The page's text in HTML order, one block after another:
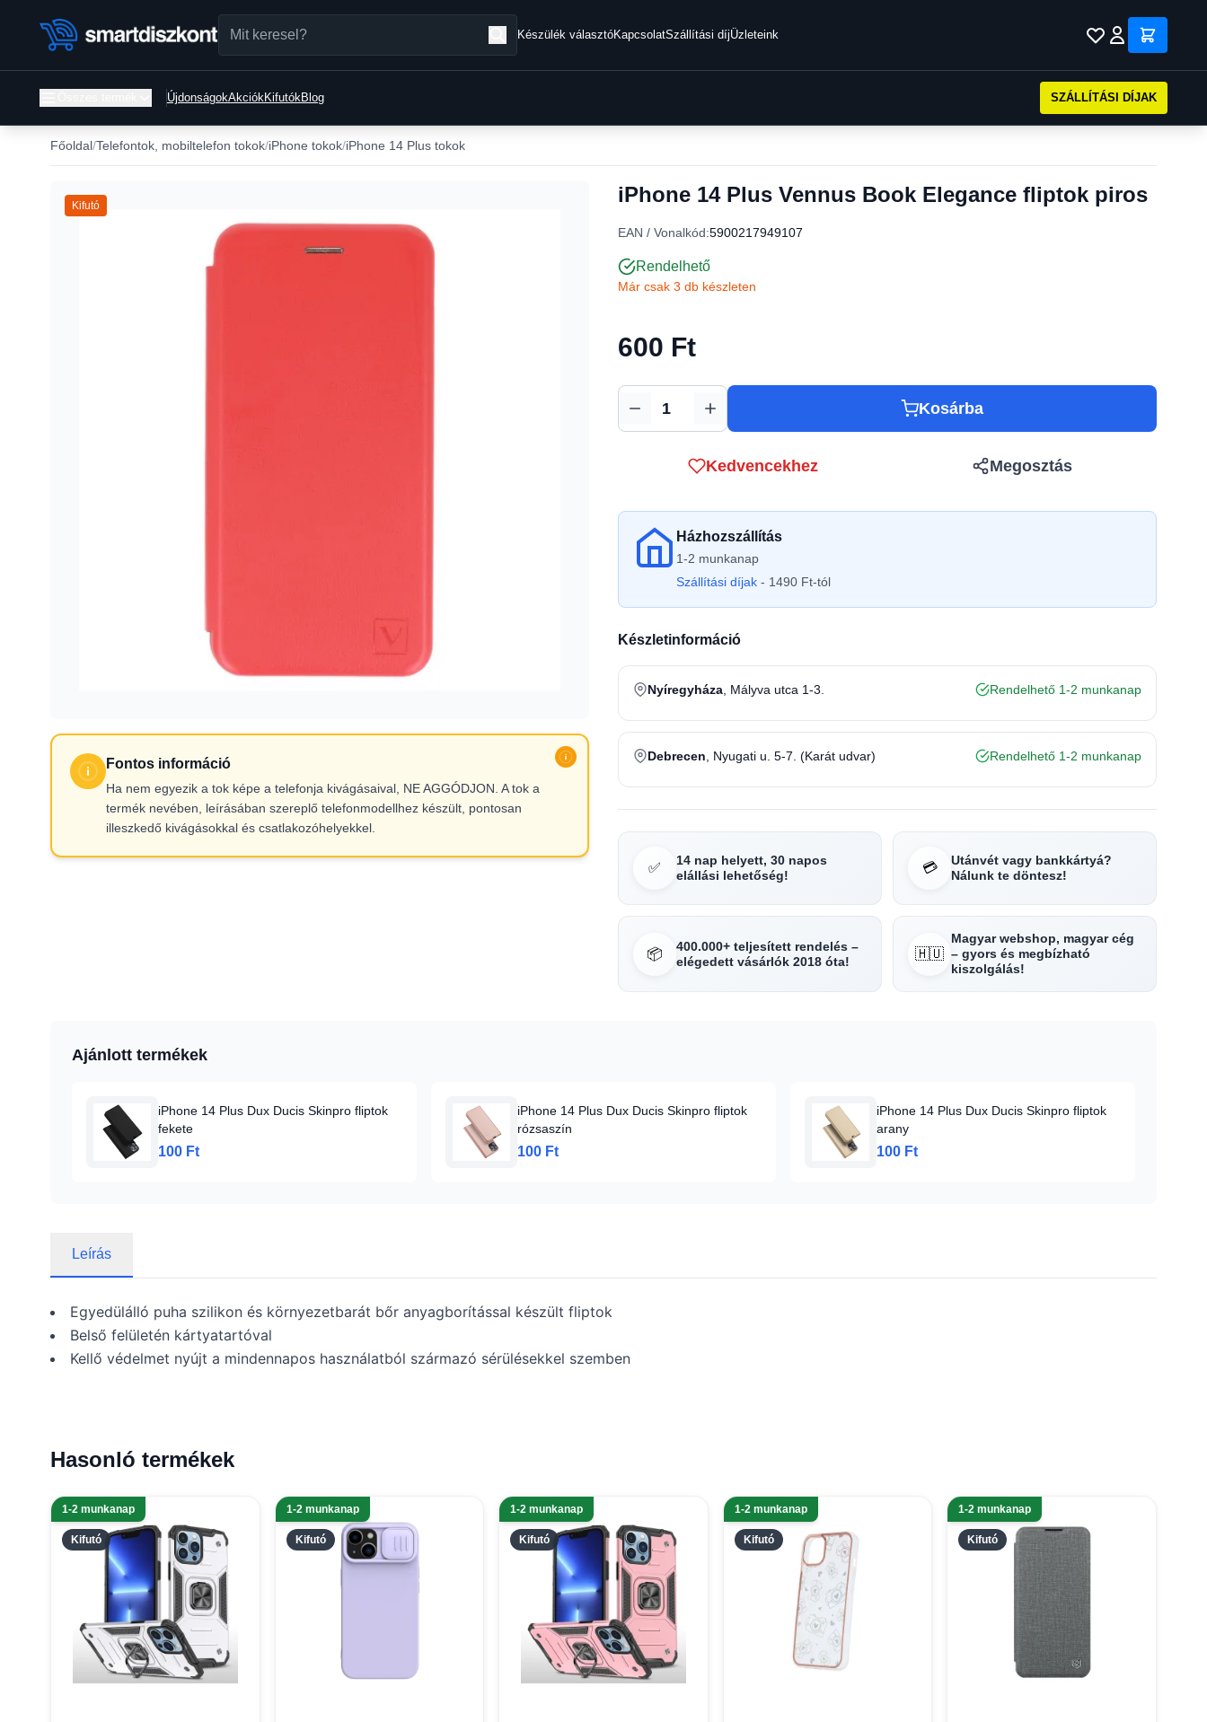
Készülék választóKapcsolatSzállítási díjÜzleteink
ÚjdonságokAkciókKifutókBlog SZÁLLÍTÁSI DÍJAK
Főoldal Telefontok, mobiltelefon tokok iPhone tokok iPhone 14 Plus tokok
Fontos információ
Ha nem egyezik a tok képe a telefonja kivágásaival, NE AGGÓDJON. A tok a
termék nevében, leírásában szereplő telefonmodellhez készült, pontosan
illeszkedő kivágásokkal és csatlakozóhelyekkel.
Kifutó iPhone 14 Plus Vennus Book Elegance fliptok piros
EAN / Vonalkód:5900217949107
Rendelhető
Már csak 3 db készleten
600 Ft
Mennyiség Kosárba
Kedvencekhez Megosztás
Házhozszállítás
1-2 munkanap
Szállítási díjak - 1490 Ft-tól
Készletinformáció
Nyíregyháza , Mályva utca 1-3. Rendelhető 1-2 munkanap
Debrecen , Nyugati u. 5-7. (Karát udvar) Rendelhető 1-2 munkanap
✅
14 nap helyett, 30 napos
elállási lehetőség!
💳
Utánvét vagy bankkártyá?
Nálunk te döntesz!
📦
400.000+ teljesített rendelés –
elégedett vásárlók 2018 óta!
🇭🇺
Magyar webshop, magyar cég
– gyors és megbízható
kiszolgálás!
Ajánlott termékek
iPhone 14 Plus Dux Ducis Skinpro fliptok
fekete
100 Ft
iPhone 14 Plus Dux Ducis Skinpro fliptok
rózsaszín
100 Ft
iPhone 14 Plus Dux Ducis Skinpro fliptok
arany
100 Ft
Leírás
Egyedülálló puha szilikon és környezetbarát bőr anyagborítással készült fliptok
Belső felületén kártyatartóval
Kellő védelmet nyújt a mindennapos használatból származó sérülésekkel szemben
Hasonló termékek
Kifutó
1-2 munkanap
Kifutó
1-2 munkanap
Kifutó
1-2 munkanap
Kifutó
1-2 munkanap
Kifutó
1-2 munkanap